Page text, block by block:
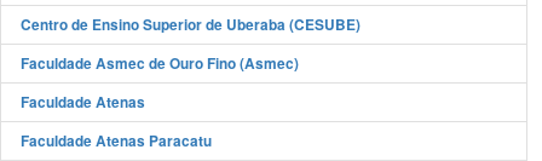
Centro de Ensino Superior de Uberaba (CESUBE)
Faculdade Asmec de Ouro Fino (Asmec)
Faculdade Atenas
Faculdade Atenas Paracatu